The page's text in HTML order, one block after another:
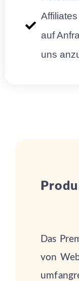
auf
uns
Das
von